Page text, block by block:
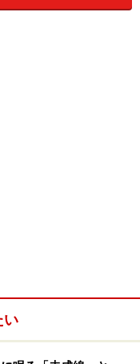
長9,702m）のこと
後湯沢、石打、塩
がずらりと並び、
い